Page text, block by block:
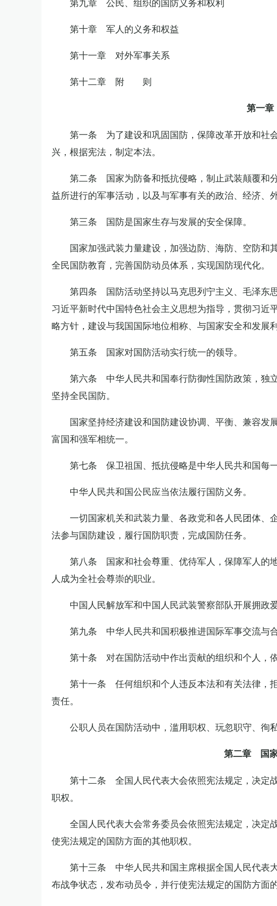
第十章 军人的义务和权益
第十一章 对外军事关系
第十二章 附 则
第一
第一条 为了建设和巩固国防，保障改革开放和社
兴，根据宪法，制定本法。
第二条 国家为防备和抵抗侵略，制止武装颠覆和
益所进行的军事活动，以及与军事有关的政治、经济、
第三条 国防是国家生存与发展的安全保障。
国家加强武装力量建设，加强边防、海防、空防和
全民国防教育，完善国防动员体系，实现国防现代化。
第四条 国防活动坚持以马克思列宁主义、毛泽东
习近平新时代中国特色社会主义思想为指导，贯彻习
略方针，建设与我国国际地位相称、与国家安全和发展
第五条 国家对国防活动实行统一的领导。
第六条 中华人民共和国奉行防御性国防政策，独
坚持全民国防。
国家坚持经济建设和国防建设协调、平衡、兼容
富国和强军相统一。
第七条 保卫祖国、抵抗侵略是中华人民共和国每一
中华人民共和国公民应当依法履行国防义务。
一切国家机关和武装力量、各政党和各人民团体、
法参与国防建设，履行国防职责，完成国防任务。
第八条 国家和社会尊重、优待军人，保障军人的
人成为全社会尊崇的职业。
中国人民解放军和中国人民武装警察部队开展拥政
第九条 中华人民共和国积极推进国际军事交流与
第十条 对在国防活动中作出贡献的组织和个人，
第十一条 任何组织和个人违反本法和有关法律，
责任。
公职人员在国防活动中，滥用职权、玩忽职守、徇
第二章 国
第十二条 全国人民代表大会依照宪法规定，决定
职权。
全国人民代表大会常务委员会依照宪法规定，决
使宪法规定的国防方面的其他职权。
第十三条 中华人民共和国主席根据全国人民代表
布战争状态，发布动员令，并行使宪法规定的国防方面